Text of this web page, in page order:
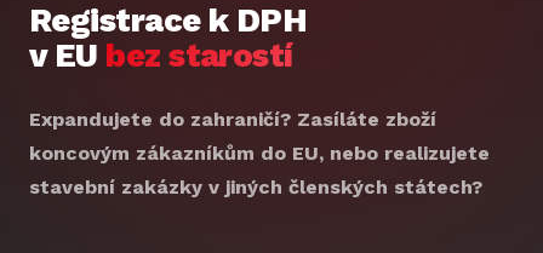
Registrace k DPH
v EU bez starostí
Expandujete do zahraničí? Zasíláte zboží
koncovým zákazníkům do EU, nebo realizujete
stavební zakázky v jiných členských státech?